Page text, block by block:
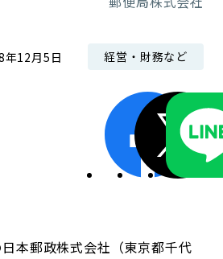
年12月5日 経営・財務など
本郵政株式会社（東京都千代